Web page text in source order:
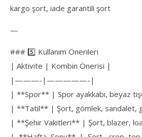
kargo şort, iade garantili şort
—
### 5️⃣ Kullanım Önerileri
| Aktivite | Kombin Önerisi |
|———-|—————-|
| **Spor** | Spor ayakkabı, beyaz
| **Tatil** | Şort, gömlek, sandalet,
| **Şehir Vakitleri** | Şort, blazer,